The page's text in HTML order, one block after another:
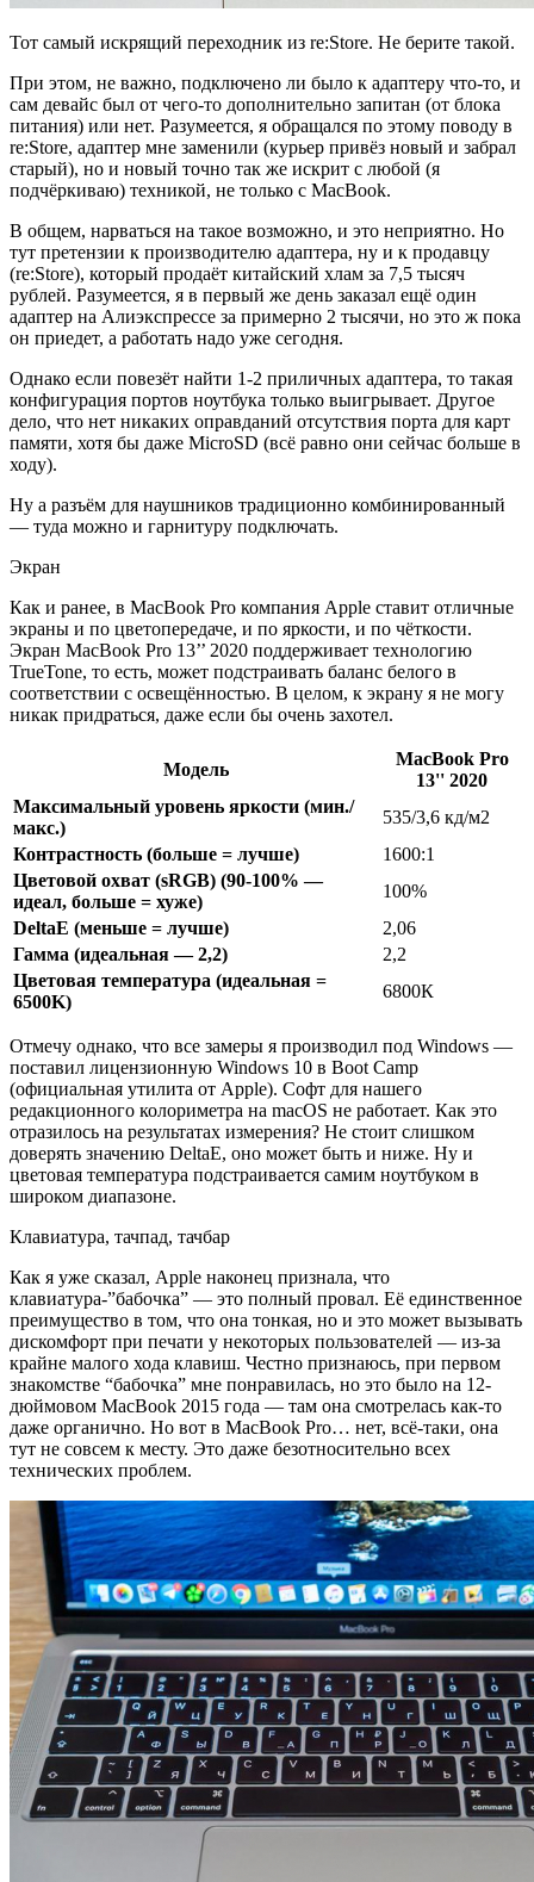
Тот самый искрящий переходник из re:Store. Не берите такой.
При этом, не важно, подключено ли было к адаптеру что-то, и
сам девайс был от чего-то дополнительно запитан (от блока
питания) или нет. Разумеется, я обращался по этому поводу в
re:Store, адаптер мне заменили (курьер привёз новый и забрал
старый), но и новый точно так же искрит с любой (я
подчёркиваю) техникой, не только с MacBook.
В общем, нарваться на такое возможно, и это неприятно. Но
тут претензии к производителю адаптера, ну и к продавцу
(re:Store), который продаёт китайский хлам за 7,5 тысяч
рублей. Разумеется, я в первый же день заказал ещё один
адаптер на Алиэкспрессе за примерно 2 тысячи, но это ж пока
он приедет, а работать надо уже сегодня.
Однако если повезёт найти 1-2 приличных адаптера, то такая
конфигурация портов ноутбука только выигрывает. Другое
дело, что нет никаких оправданий отсутствия порта для карт
памяти, хотя бы даже MicroSD (всё равно они сейчас больше в
ходу).
Ну а разъём для наушников традиционно комбинированный
— туда можно и гарнитуру подключать.
Экран
Как и ранее, в MacBook Pro компания Apple ставит отличные
экраны и по цветопередаче, и по яркости, и по чёткости.
Экран MacBook Pro 13’’ 2020 поддерживает технологию
TrueTone, то есть, может подстраивать баланс белого в
соответствии с освещённостью. В целом, к экрану я не могу
никак придраться, даже если бы очень захотел.
Модель
MacBook Pro
13'' 2020
Максимальный уровень яркости (мин./
макс.)
535/3,6 кд/м2
Контрастность (больше = лучше)
1600:1
Цветовой охват (sRGB) (90-100% —
идеал, больше = хуже)
100%
DeltaE (меньше = лучше)
2,06
Гамма (идеальная — 2,2)
2,2
Цветовая температура (идеальная =
6500K)
6800К
Отмечу однако, что все замеры я производил под Windows —
поставил лицензионную Windows 10 в Boot Camp
(официальная утилита от Apple). Софт для нашего
редакционного колориметра на macOS не работает. Как это
отразилось на результатах измерения? Не стоит слишком
доверять значению DeltaE, оно может быть и ниже. Ну и
цветовая температура подстраивается самим ноутбуком в
широком диапазоне.
Клавиатура, тачпад, тачбар
Как я уже сказал, Apple наконец признала, что
клавиатура-”бабочка” — это полный провал. Её единственное
преимущество в том, что она тонкая, но и это может вызывать
дискомфорт при печати у некоторых пользователей — из-за
крайне малого хода клавиш. Честно признаюсь, при первом
знакомстве “бабочка” мне понравилась, но это было на 12-
дюймовом MacBook 2015 года — там она смотрелась как-то
даже органично. Но вот в MacBook Pro… нет, всё-таки, она
тут не совсем к месту. Это даже безотносительно всех
технических проблем.